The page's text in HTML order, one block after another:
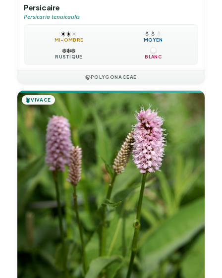
Persicaire
Persicaria tenuicaulis
☀️☀️☀️
MI-OMBRE
💧 💧 💧
MOYEN
❄️❄️❄️
RUSTIQUE BLANC
🍃POLYGONACEAE
🪴VIVACE